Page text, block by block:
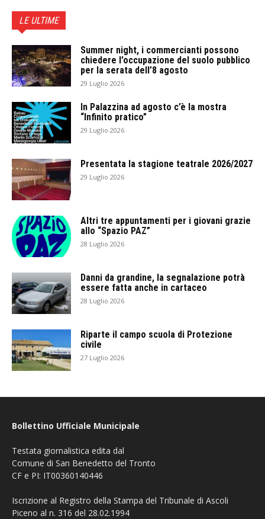
LE ULTIME
Summer night, i commercianti possono
chiedere l’occupazione del suolo pubblico
per la serata dell’8 agosto
29 Luglio 2026
In Palazzina ad agosto c’è la mostra
“Infinito pratico”
29 Luglio 2026
Presentata la stagione teatrale 2026/2027
29 Luglio 2026
Altri tre appuntamenti per i giovani grazie
allo “Spazio PAZ”
28 Luglio 2026
Danni da grandine, la segnalazione potrà
essere fatta anche in cartaceo
28 Luglio 2026
Riparte il campo scuola di Protezione
civile
27 Luglio 2026
Bollettino Ufficiale Municipale
Testata giornalistica edita dal
Comune di San Benedetto del Tronto
CF e PI: IT00360140446
Iscrizione al Registro della Stampa del Tribunale di Ascoli
Piceno al n. 316 del 28.02.1994